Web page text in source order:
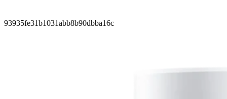
93935fe31b1031abb8b90dbba16c